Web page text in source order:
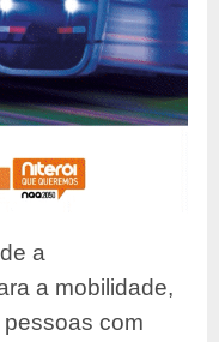
a
a mobilidade,
com